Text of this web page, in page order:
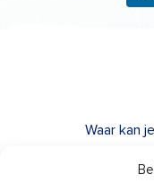
Waar kan